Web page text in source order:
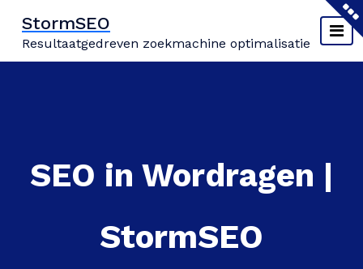
inhoud
springen
StormSEO
Resultaatgedreven zoekmachine optimalisatie
SEO in Wordragen |
StormSEO